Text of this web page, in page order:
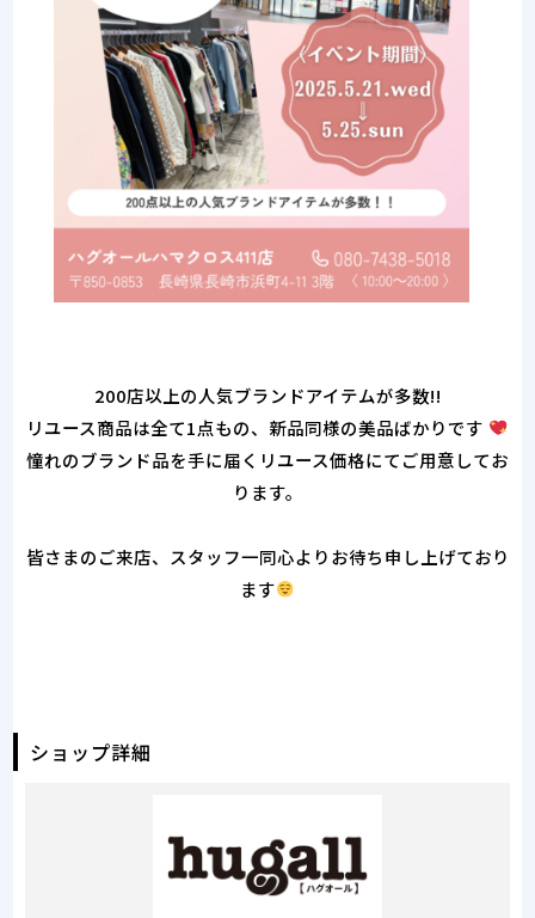
200店以上の人気ブランドアイテムが多数!!
リユース商品は全て1点もの、新品同様の美品ばかりです
憧れのブランド品を手に届くリユース価格にてご用意してお
ります。
皆さまのご来店、スタッフ一同心よりお待ち申し上げており
ます
ショップ詳細